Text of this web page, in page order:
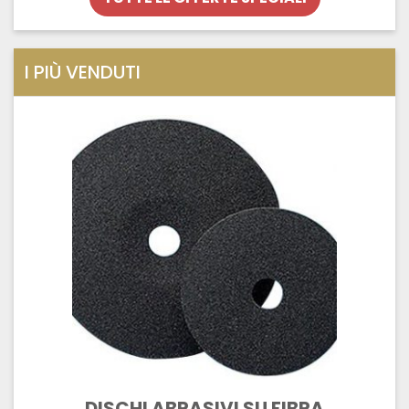
I PIÙ VENDUTI